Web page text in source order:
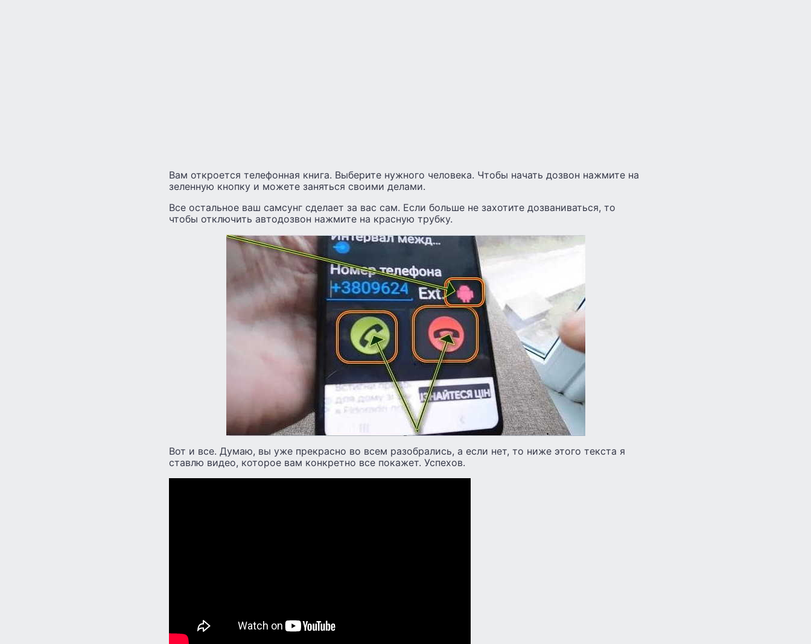
Вам откроется телефонная книга. Выберите нужного человека. Чтобы начать дозвон нажмите на
зеленную кнопку и можете заняться своими делами.
Все остальное ваш самсунг сделает за вас сам. Если больше не захотите дозваниваться, то
чтобы отключить автодозвон нажмите на красную трубку.
Вот и все. Думаю, вы уже прекрасно во всем разобрались, а если нет, то ниже этого текста я
ставлю видео, которое вам конкретно все покажет. Успехов.